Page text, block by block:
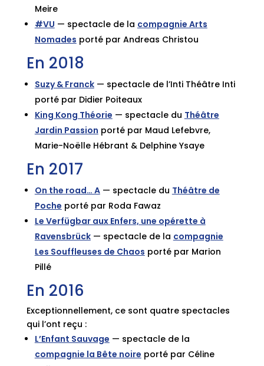
Meire
#VU — spectacle de la compagnie Arts
Nomades porté par Andreas Christou
En 2018
Suzy & Franck— spectacle de l’Inti Théâtre Inti
porté par Didier Poiteaux
King Kong Théorie — spectacle du Théâtre
Jardin Passion porté par Maud Lefebvre,
Marie-Noëlle Hébrant & Delphine Ysaye
En 2017
On the road… A— spectacle du Théâtre de
Poche porté par Roda Fawaz
Le Verfügbar aux Enfers, une opérette à
Ravensbrück— spectacle de la compagnie
Les Souffleuses de Chaos porté par Marion
Pillé
En 2016
Exceptionnellement, ce sont quatre spectacles
qui l’ont reçu :
L’Enfant Sauvage — spectacle de la
compagnie la Bête noire porté par Céline